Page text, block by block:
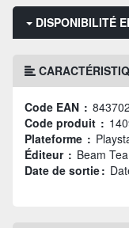
DISPONIBILITÉ
Code EAN :
Code produit :
Plateforme :
Éditeur : Beam
Date de sortie :